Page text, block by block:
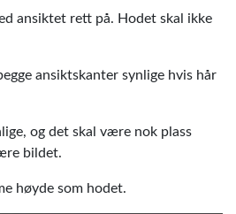
ansiktet rett på. Hodet skal ikke
ansiktskanter synlige hvis hår
og det skal være nok plass
bildet.
høyde som hodet.